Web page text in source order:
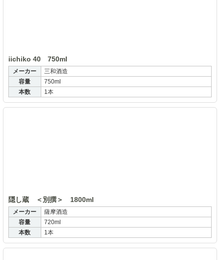
iichiko 40 750ml
メーカー
三和酒造
容量
750ml
本数
1本
隠し蔵 ＜別撰＞ 1800ml
メーカー
薩摩酒造
容量
720ml
本数
1本